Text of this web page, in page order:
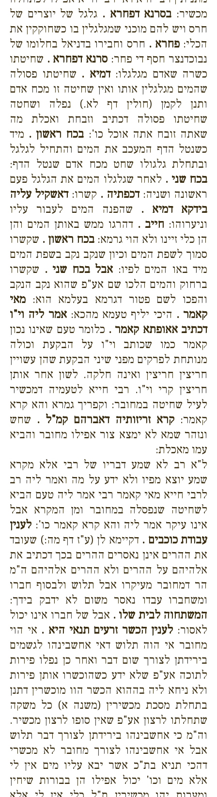
מכשיר: בסרנא דפחרא . גלגל של יוצרים של
חרס ויש להם מוכני שמגלגלין בו כשחוקקין את
הכלי:פחרא . חרס וחבירו בדניאל בחלומו של
נבוכדנצר חסף די פחר: סרנא דפחרא . שחיטתו
כשרה שאדם מגלגלו:דמיא . שחיטתו פסולה
שהמים מגלגלין אותו ואין שחיטה זו מכח אדם
ותנן לקמן (חולין דף לא.) נפלה ושחטה
שחיטתו פסולה דכתיב וזבחת ואכלת מה
שאתה זובח אתה אוכל כו': בכח ראשון . מיד
כשנטל הדף המעכב את המים והתחיל לגלגל
ובתחלת גלגולו שחט מכח אדם שנטל הדף:
בכח שני . לאחר שגלגלו המים את הגלגל פעם
ראשונה ושניה:דכפתיה . קשרו:דאשקיל עליה
בידקא דמיא . שהפנה המים לעבור עליו
וניערוהו: חייב . דהרגו ממש באותן המים והן
הן כלי זיינו ולא הוי גרמא: בכח ראשון . שקשרו
סמוך לשפת המים וכיון שנקב נקב בשפת המים
מיד באו המים לפיו: אבל בכח שני . שקשרו
ברחוק והמים הלכו שם אע"פ שהוא נקב הנקב
והפכו לשם פטור דגרמא בעלמא הוא: מאי
קאמר . היכי יליף טעמא מהכא:אמר ליה וי"ו
דכתיב אאופתא קאמר . כלומר טעם שאינו נכון
קאמר כמו שכותב וי"ו על הבקעת וכולה
מנותחת לפרקים מפני שיני הבקעת שהן עשויין
חריצין חריצין ואינה חלקה. לשון אחר אותן
חריצין קרי וי"ו. רבי חייא לטעמיה דמכשיר
לעיל שחיטה במחובר: וקפריך גמרא והא קרא
קאמר: קרא זריזותיה דאברהם קמ"ל . שחש
ונזהר שמא לא ימצא צור אפילו מחובר והביא
עמו מאכלת:
ל"א רב לא שמע דבריו של רבי אלא מקרא
שמע יוצא מפיו ולא ידע על מה ואמר ליה רב
לרבי חייא מאי קאמר רבי אמר ליה טעם הביא
לשחיטה שנפסלה במחובר ומן המקרא אבל
אינו עיקר אמר ליה והא קרא קאמר כו': לענין
עבודת כוכבים . דקיימא לן (ע"ז דף מה:) שעובד
את ההרים אינן נאסרים ההרים בכך דכתיב את
אלהיהם על ההרים ולא ההרים אלהיהם ה"מ
הר דמחובר מעיקרו אבל תלוש ולבסוף חברו
ומשחברו עבדו נאסר משום לא ידבק בידך:
המשתחוה לבית שלו . אבל של חברו אינו יכול
לאסור: לענין הכשר זרעים תנאי היא . אי הוי
מחובר אי הוה תלוש דאי אחשבינהו לגשמים
בירידתן לצורך שום דבר ואחר כן נפלו פירות
לתוכה אע"פ שלא ידע כשהוכשרו אותן פירות
ולא ניחא ליה בההוא הכשר הוו מוכשרין דתנן
בתחלת מסכת מכשירין (משנה א) כל משקה
שתחלתו לרצון אע"פ שאין סופו לרצון מכשיר.
וה"מ כי אחשבינהו בירידתן לצורך דבר תלוש
אבל אי אחשבינהו לצורך מחובר לא מכשרי
דהכי תניא בת"כ אשר יבא עליו מים אין לי
אלא מים וכו' יכול אפילו הן בבורות שיחין